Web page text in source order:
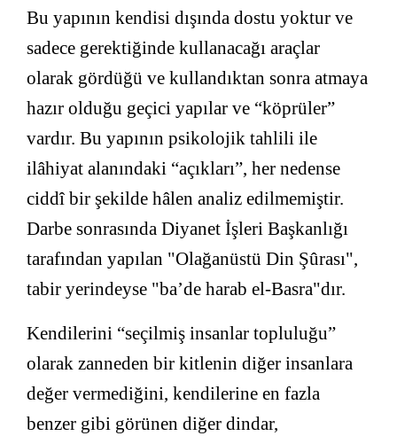
Bu yapının kendisi dışında dostu yoktur ve
sadece gerektiğinde kullanacağı araçlar
olarak gördüğü ve kullandıktan sonra atmaya
hazır olduğu geçici yapılar ve “köprüler”
vardır. Bu yapının psikolojik tahlili ile
ilâhiyat alanındaki “açıkları”, her nedense
ciddî bir şekilde hâlen analiz edilmemiştir.
Darbe sonrasında Diyanet İşleri Başkanlığı
tarafından yapılan "Olağanüstü Din Şûrası",
tabir yerindeyse "ba’de harab el-Basra"dır.
Kendilerini “seçilmiş insanlar topluluğu”
olarak zanneden bir kitlenin diğer insanlara
değer vermediğini, kendilerine en fazla
benzer gibi görünen diğer dindar,